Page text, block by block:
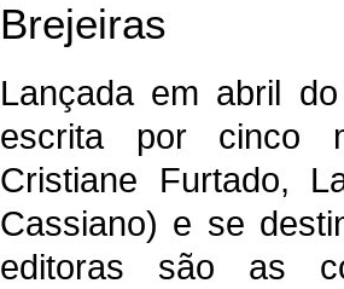
Brejeiras
Lançada em abril
escrita por cinco
Cristiane Furtado,
Cassiano) e se
editoras são as